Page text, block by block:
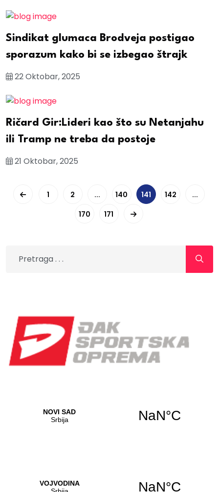
Sindikat glumaca Brodveja postigao
sporazum kako bi se izbegao štrajk
22 Oktobar, 2025
Ričard Gir:Lideri kao što su Netanjahu
ili Tramp ne treba da postoje
21 Oktobar, 2025
1 2 ... 140 141 142
...
170
171